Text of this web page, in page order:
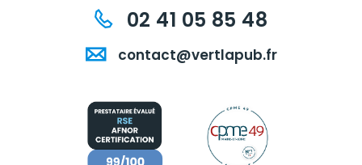
02 41 05 85 48
contact@vertlapub.fr